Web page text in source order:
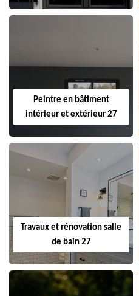
Peintre en bâtiment
intérieur et extérieur 27
Travaux et rénovation salle
de bain 27